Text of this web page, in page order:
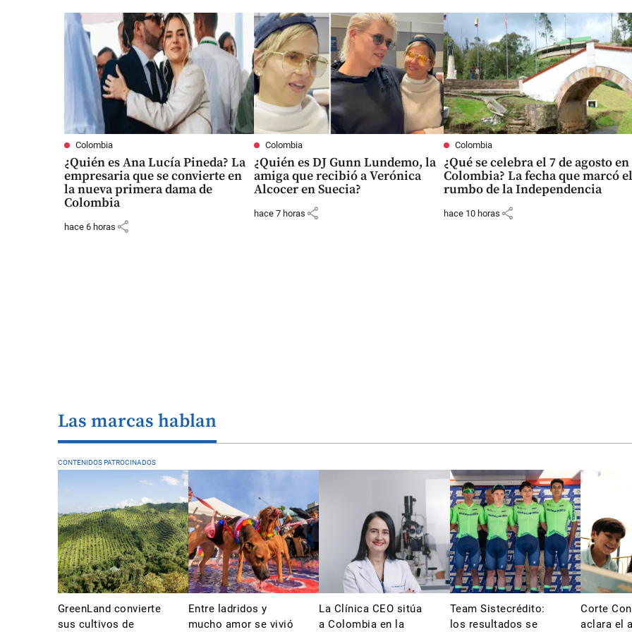
Colombia
¿Quién es Ana Lucía Pineda? La
empresaria que se convierte en
la nueva primera dama de
Colombia
hace 6 horas share
Colombia
¿Quién es DJ Gunn Lundemo, la
amiga que recibió a Verónica
Alcocer en Suecia?
hace 7 horas share
Colombia
¿Qué se celebra el 7 de agosto en
Colombia? La fecha que marcó el
rumbo de la Independencia
hace 10 horas share
Las marcas hablan
CONTENIDOS PATROCINADOS
GreenLand convierte
sus cultivos de
Entre ladridos y
mucho amor se vivió
La Clínica CEO sitúa
a Colombia en la
Team Sistecrédito:
los resultados se
Corte
aclara el